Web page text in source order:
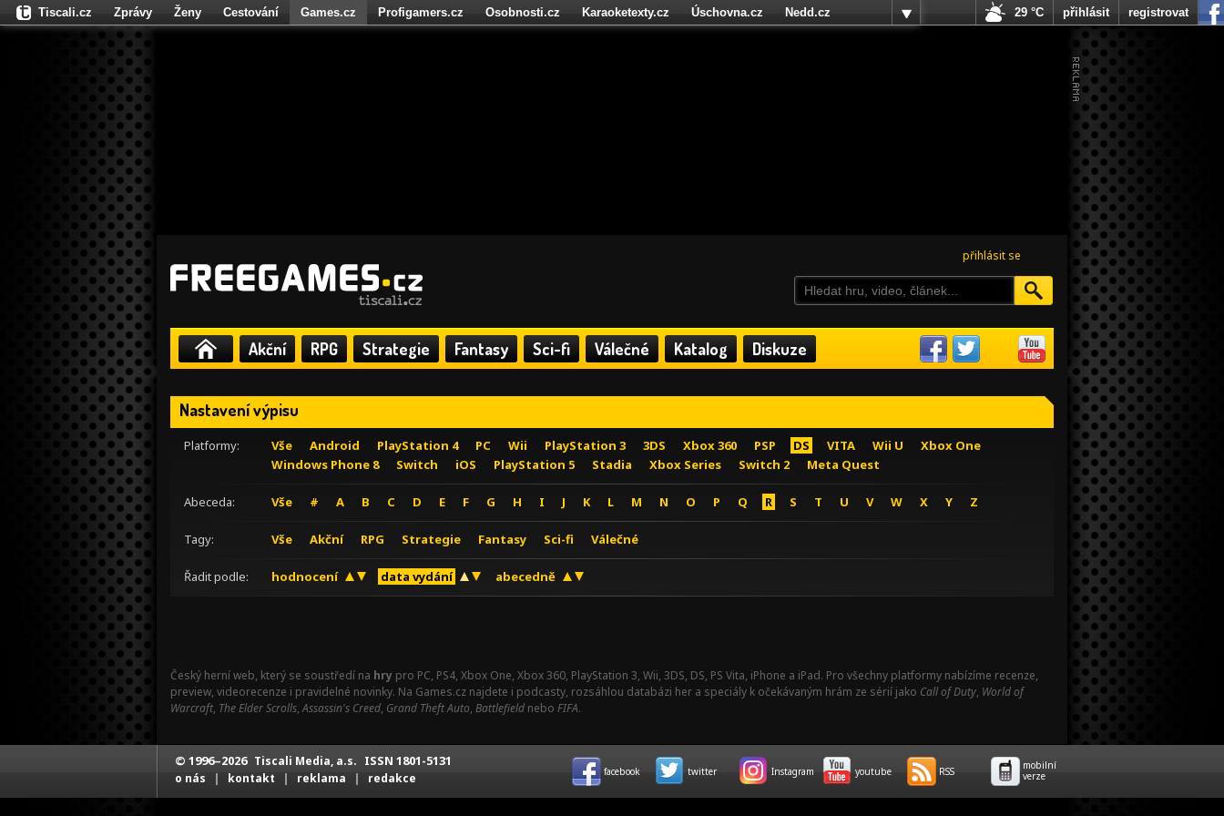
přihlásit se
Akční RPG Strategie Fantasy Sci-fi Válečné Katalog Diskuze
Nastavení výpisu
Platformy: Vše Android PlayStation 4 PC Wii PlayStation 3 3DS Xbox 360 PSP DS VITA Wii U
Xbox One
Windows Phone 8
Switch iOS PlayStation 5 Stadia Xbox Series Switch 2 Meta Quest
Abeceda: Vše # A B C D E F G H I J K L M N O P Q R S T U V W X Y Z
Tagy: Vše Akční RPG Strategie Fantasy Sci-fi Válečné
Řadit podle: hodnocení data vydání abecedně
Český herní web, který se soustředí na hry pro PC, PS4, Xbox One, Xbox 360, PlayStation 3, Wii, 3DS, DS, PS Vita, iPhone a iPad. Pro všechny platformy nabízíme recenze,
preview, videorecenze i pravidelné novinky. Na Games.cz najdete i podcasty, rozsáhlou databázi her a speciály k očekávaným hrám ze sérií jako Call of Duty, World of
Warcraft, The Elder Scrolls,Assassin's Creed, Grand Theft Auto, Battlefield nebo FIFA.
Tiscali.cz Zprávy Ženy Cestování Games.cz Profigamers.cz Osobnosti.cz Karaoketexty.cz Úschovna.cz
Nedd.cz
Fights.cz
29 °C přihlásit registrovat
© 1996–2026 Tiscali Media, a.s. ISSN 1801-5131
o nás | kontakt | reklama | redakce facebook twitter Instagram youtube RSS
mobilní
verze